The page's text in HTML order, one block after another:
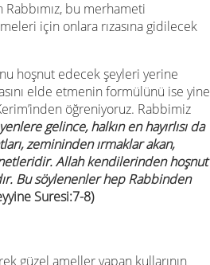
Rabbımız, bu merhameti
için onlara rızasına gidilecek
hoşnut edecek şeyleri yerine
elde etmenin formülünü ise yine
öğreniyoruz. Rabbimiz
gelince, halkın en hayırlısı da
zemininden ırmaklar akan,
Allah kendilerinden hoşnut
Bu söylenenler hep Rabbinden
Suresi:7-8)
güzel ameller yapan kullarının